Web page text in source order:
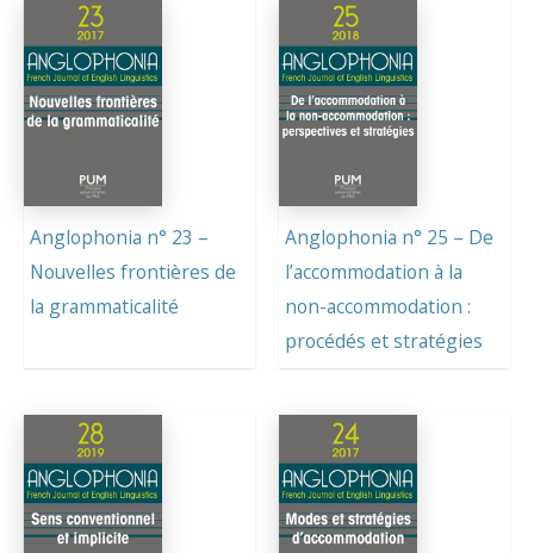
Anglophonia n° 23 –
Nouvelles frontières de
la grammaticalité
Anglophonia n° 25 – De
l’accommodation à la
non-accommodation :
procédés et stratégies